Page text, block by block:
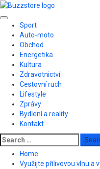
Skip
content
Primary
Menu
Sport
Auto-moto
Obchod
Energetika
Kultura
Zdravotnictví
Cestovní ruch
Lifestyle
Zprávy
Bydlení a reality
Kontakt
Search
for:
Home
Využijte přílivovou vlnu a